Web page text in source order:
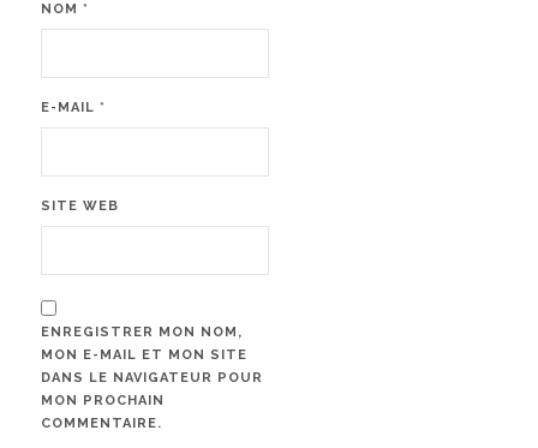
NOM *
E-MAIL *
SITE WEB
ENREGISTRER MON NOM,
MON E-MAIL ET MON SITE
DANS LE NAVIGATEUR POUR
MON PROCHAIN
COMMENTAIRE.